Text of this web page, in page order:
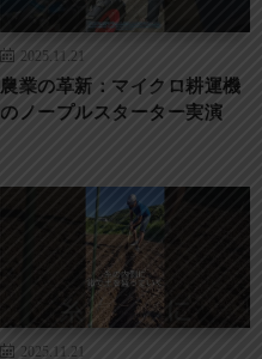
2025.11.21
農業の革新：マイクロ耕運機
のノープルスターター実演
2025.11.21